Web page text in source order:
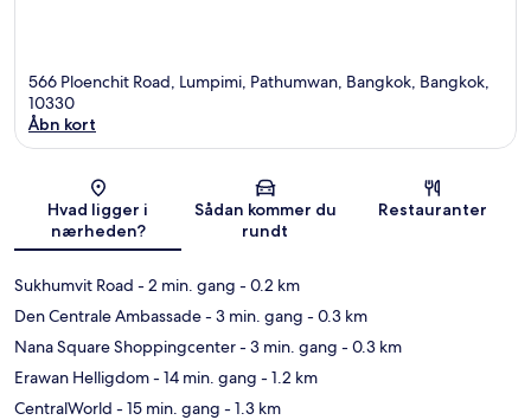
566 Ploenchit Road, Lumpimi, Pathumwan, Bangkok, Bangkok,
10330
Åbn kort
Hvad ligger i
nærheden?
Sådan kommer du
rundt
Restauranter
Sukhumvit Road - 2 min. gang - 0.2 km
Den Centrale Ambassade- 3 min. gang - 0.3 km
Nana Square Shoppingcenter- 3 min. gang - 0.3 km
Erawan Helligdom- 14 min. gang - 1.2 km
CentralWorld - 15 min. gang - 1.3 km